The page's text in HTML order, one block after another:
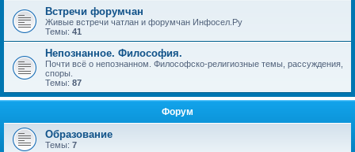
Встречи форумчан
Живые встречи чатлан и форумчан Инфосел.Ру
Темы: 41
Непознанное. Философия.
Почти всё о непознанном. Философско-религиозные темы, рассуждения,
споры.
Темы: 87
Форум
Образование
Темы: 7